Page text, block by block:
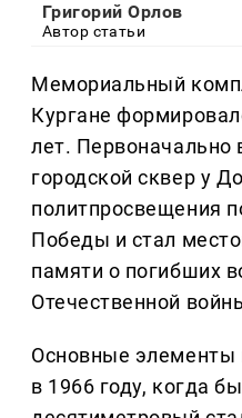
Григорий Орлов
Автор статьи
Мемориальный
Кургане
лет. Первоначально
городской сквер у
политпросвещения
Победы и стал
памяти о погибших
Отечественной
Основные элементы
в 1966 году, когда